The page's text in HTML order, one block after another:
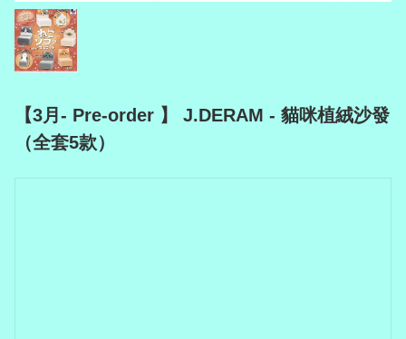
【3月- Pre-order 】 J.DERAM - 貓咪植絨沙發
（全套5款）